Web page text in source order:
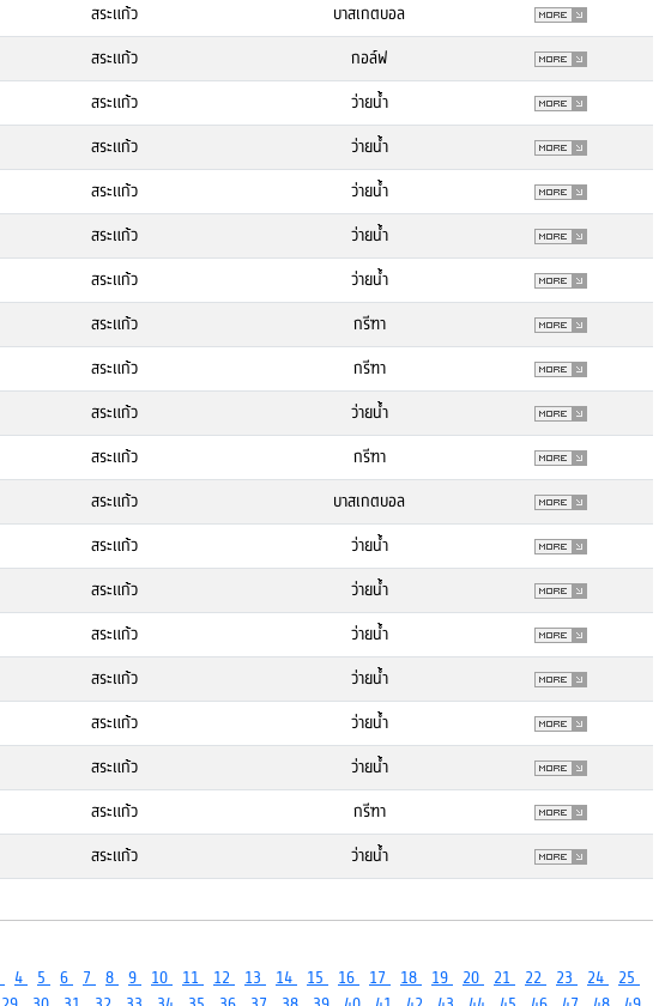
สระแก้ว
บาสเกตบอล
สระแก้ว
กอล์ฟ
สระแก้ว
ว่ายน้ำ
สระแก้ว
ว่ายน้ำ
สระแก้ว
ว่ายน้ำ
สระแก้ว
ว่ายน้ำ
สระแก้ว
ว่ายน้ำ
สระแก้ว
กรีฑา
สระแก้ว
กรีฑา
สระแก้ว
ว่ายน้ำ
สระแก้ว
กรีฑา
สระแก้ว
บาสเกตบอล
สระแก้ว
ว่ายน้ำ
สระแก้ว
ว่ายน้ำ
สระแก้ว
ว่ายน้ำ
สระแก้ว
ว่ายน้ำ
สระแก้ว
ว่ายน้ำ
สระแก้ว
ว่ายน้ำ
สระแก้ว
กรีฑา
สระแก้ว ว่ายน้ำ
4 5 6 7 8 9 10 11 12 13 14 15 16 17 18 19 20 21 22 23 24
25